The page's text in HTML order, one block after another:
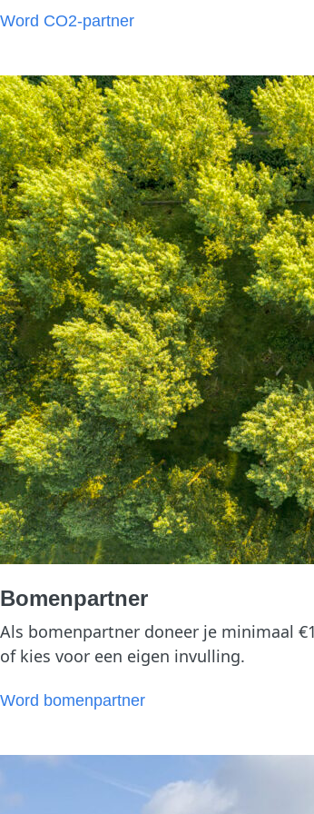
Word CO2-partner
Bomenpartner
Als bomenpartner doneer je minimaal
of kies voor een eigen invulling.
Word bomenpartner